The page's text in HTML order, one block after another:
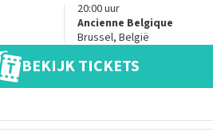
20:00uur
Ancienne Belgique
Brussel, België
BEKIJK TICKETS